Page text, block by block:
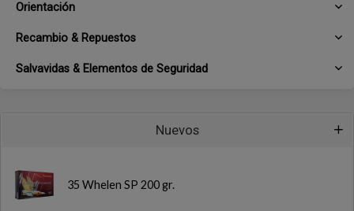
Orientación
Recambio & Repuestos
Salvavidas & Elementos de Seguridad
Nuevos
35 Whelen SP 200 gr.